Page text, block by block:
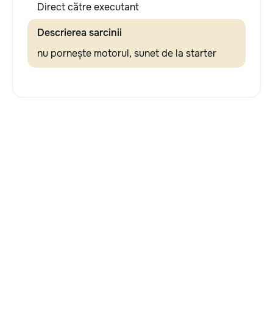
Direct către executant
Descrierea sarcinii
nu pornește motorul, sunet de la starter